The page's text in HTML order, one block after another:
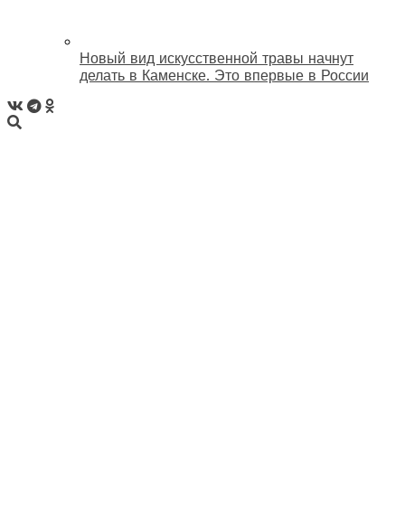
Новый вид искусственной травы начнут
делать в Каменске. Это впервые в России